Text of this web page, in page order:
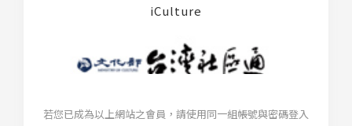
iCulture
若您已成為以上網站之會員，請使用同一組帳號與密碼登入